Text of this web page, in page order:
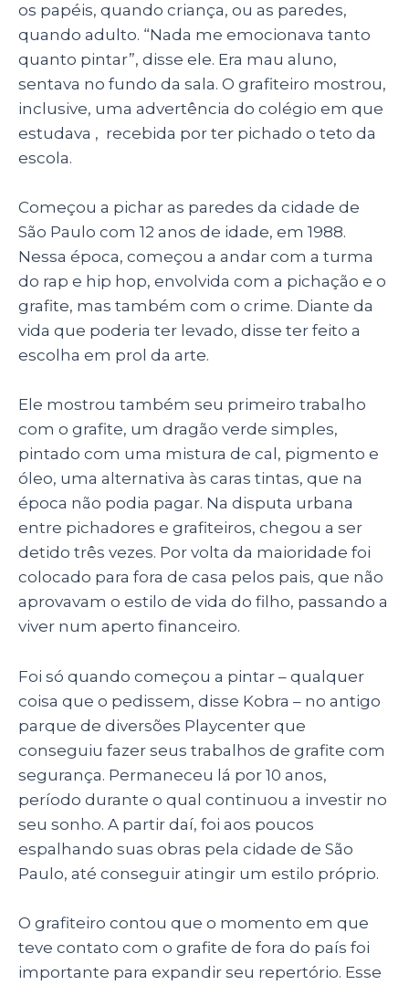
os papéis, quando criança, ou as paredes,
quando adulto. “Nada me emocionava tanto
quanto pintar”, disse ele. Era mau aluno,
sentava no fundo da sala. O grafiteiro mostrou,
inclusive, uma advertência do colégio em que
estudava , recebida por ter pichado o teto da
escola.
Começou a pichar as paredes da cidade de
São Paulo com 12 anos de idade, em 1988.
Nessa época, começou a andar com a turma
do rap e hip hop, envolvida com a pichação e o
grafite, mas também com o crime. Diante da
vida que poderia ter levado, disse ter feito a
escolha em prol da arte.
Ele mostrou também seu primeiro trabalho
com o grafite, um dragão verde simples,
pintado com uma mistura de cal, pigmento e
óleo, uma alternativa às caras tintas, que na
época não podia pagar. Na disputa urbana
entre pichadores e grafiteiros, chegou a ser
detido três vezes. Por volta da maioridade foi
colocado para fora de casa pelos pais, que não
aprovavam o estilo de vida do filho, passando a
viver num aperto financeiro.
Foi só quando começou a pintar – qualquer
coisa que o pedissem, disse Kobra – no antigo
parque de diversões Playcenter que
conseguiu fazer seus trabalhos de grafite com
segurança. Permaneceu lá por 10 anos,
período durante o qual continuou a investir no
seu sonho. A partir daí, foi aos poucos
espalhando suas obras pela cidade de São
Paulo, até conseguir atingir um estilo próprio.
O grafiteiro contou que o momento em que
teve contato com o grafite de fora do país foi
importante para expandir seu repertório. Esse